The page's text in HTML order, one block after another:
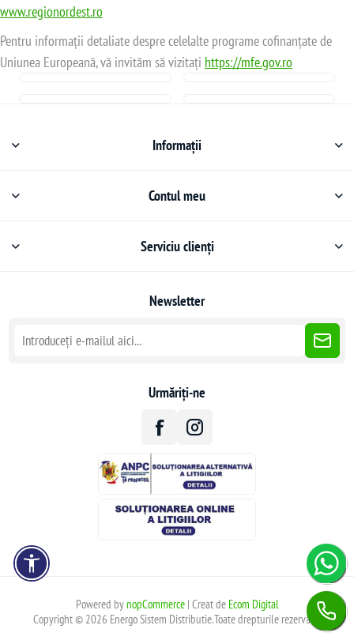
www.regionordest.ro
Pentru informații detaliate despre celelalte programe cofinanțate de
Uniunea Europeană, vă invităm să vizitați https://mfe.gov.ro
Informații
Contul meu
Serviciu clienți
Newsletter
Urmăriți-ne
Powered bynopCommerce| Creat de Ecom Digital
Copyright © 2026 Energo Sistem Distributie.Toate drepturile rezervate.